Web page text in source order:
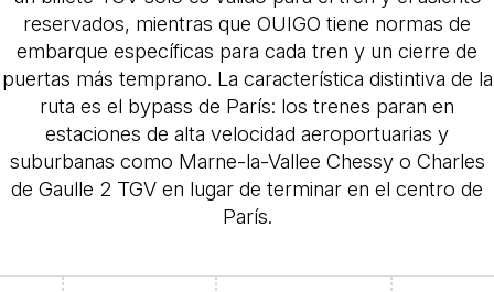
reservados, mientras que OUIGO tiene normas de
embarque específicas para cada tren y un cierre de
puertas más temprano. La característica distintiva de la
ruta es el bypass de París: los trenes paran en
estaciones de alta velocidad aeroportuarias y
suburbanas como Marne-la-Vallee Chessy o Charles
de Gaulle 2 TGV en lugar de terminar en el centro de
París.